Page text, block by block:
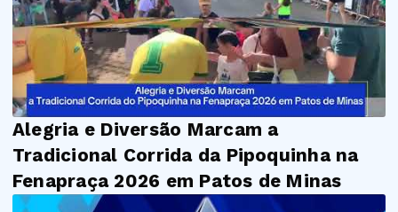
Alegria e Diversão Marcam a
Tradicional Corrida da Pipoquinha na
Fenapraça 2026 em Patos de Minas